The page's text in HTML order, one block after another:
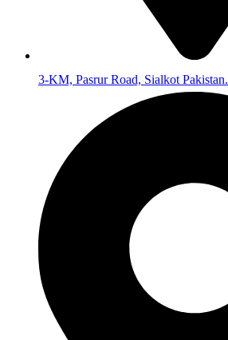
3-KM, Pasrur Road, Sialkot Pakistan.